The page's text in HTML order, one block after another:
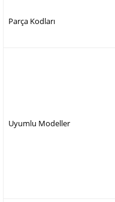
Parça Kodları
Uyumlu Modeller